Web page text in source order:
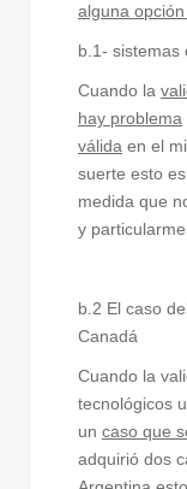
alguna
b.1- sistemas
Cuando la
hay problema
válida en el
suerte esto
medida que
y
b.2 El caso
Canadá
Cuando la
tecnológicos
un caso que
adquirió dos